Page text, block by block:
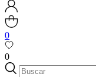
0
0